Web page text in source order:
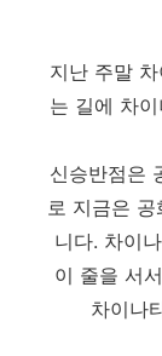
지난 주말
는 길에 차
신승반점은
로 지금은
니다. 차이
이 줄을 서
차이나